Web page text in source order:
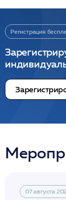
Регистрация
07 августа